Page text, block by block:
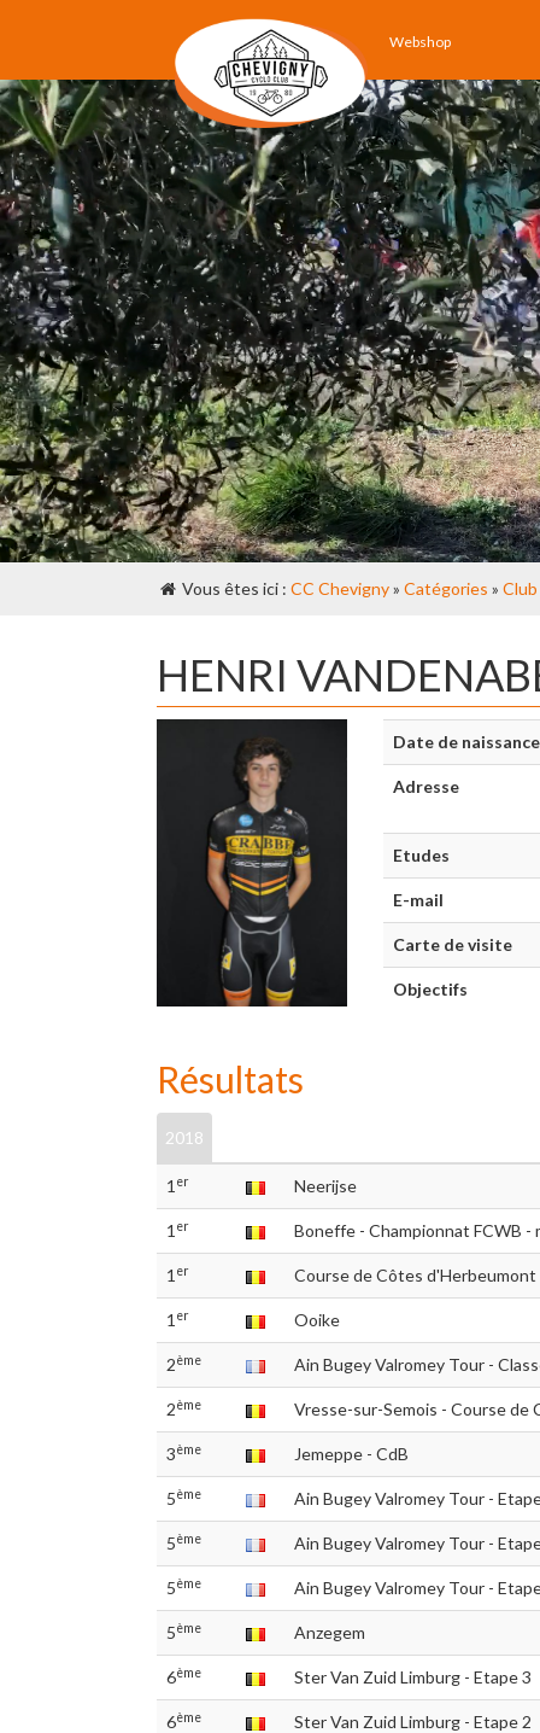
Webshop
Vous êtes ici : CC Chevigny» Catégories » Club
HENRI
Date de naissance
Adresse
Etudes
E-mail
Carte de visite
Objectifs
Résultats
2018
1 er Neerijse
1 er Boneffe - Championnat FCWB -
1 er Course de Côtes d'Herbeumont
1 er Ooike
2ème Ain Bugey Valromey Tour -
2ème Vresse-sur-Semois - Course de
3ème Jemeppe - CdB
5ème Ain Bugey Valromey Tour -
5ème Ain Bugey Valromey Tour -
5ème Ain Bugey Valromey Tour -
5ème Anzegem
6ème Ster Van Zuid Limburg - Etape 3
6ème Ster Van Zuid Limburg - Etape 2